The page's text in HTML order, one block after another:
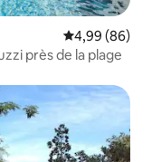
Évaluation
4,99 (86)
près de la plage